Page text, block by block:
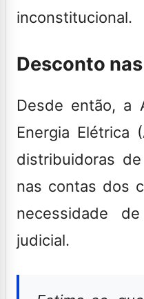
inconstitucional.
Desconto
Desde então, a
Energia Elétrica
distribuidoras
nas contas dos
necessidade
judicial.